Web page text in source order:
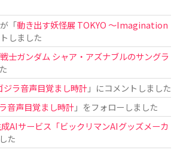
「動き出す妖怪展 TOKYO 〜Imagination
しました
士ガンダム シャア・アズナブルのサングラ
ジラ音声目覚まし時計」にコメントしました
音声目覚まし時計」をフォローしました
AIサービス「ビックリマンAIグッズメーカ
た